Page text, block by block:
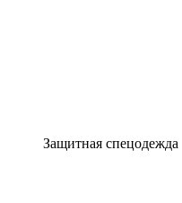
Защитная спецодежда